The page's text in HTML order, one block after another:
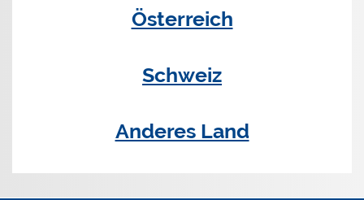
Österreich
Schweiz
Anderes Land